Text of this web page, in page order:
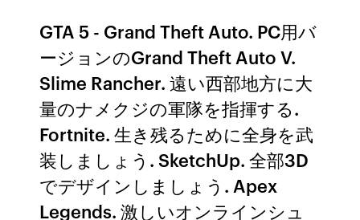
GTA 5 - Grand Theft Auto. PC用バ
ージョンのGrand Theft Auto V.
Slime Rancher. 遠い西部地方に大
量のナメクジの軍隊を指揮する.
Fortnite. 生き残るために全身を武
装しましょう. SketchUp. 全部3D
でデザインしましょう. Apex
Legends. 激しいオンラインシュ